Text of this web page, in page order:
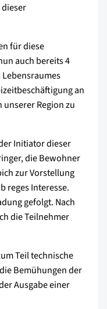
für diese
auch bereits 4
an
Region zu
Initiator dieser
die Bewohner
zur Vorstellung
reges Interesse.
gefolgt. Nach
die Teilnehmer
Teil technische
Bemühungen der
Ausgabe einer